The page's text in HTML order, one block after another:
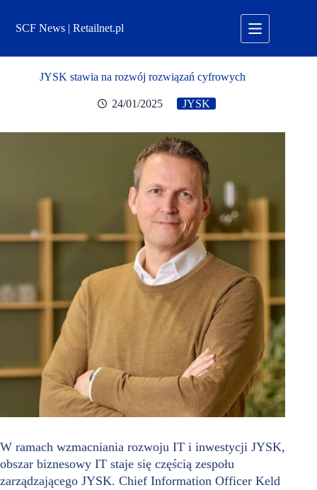
treściSCF News | Retailnet.pl
JYSK stawia na rozwój rozwiązań cyfrowych
24/01/2025 JYSK
W ramach wzmacniania rozwoju IT i inwestycji JYSK,
obszar biznesowy IT staje się częścią zespołu
zarządzającego JYSK. Chief Information Officer Keld